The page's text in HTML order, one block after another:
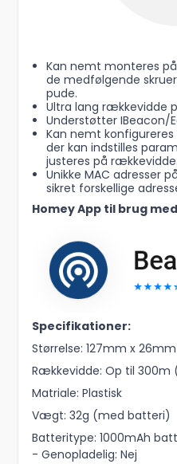
Kan nemt monteres
de medfølgende
pude.
Ultra lang rækkevidde
Understøtter IBeacon/
Kan nemt
der kan indstilles
justeres på rækkevidde.
Unikke MAC adresser
sikret forskellige
Homey App til brug med
Specifikationer:
Størrelse: 127mm x
Rækkevidde: Op til 300m
Matriale: Plastisk
Vægt: 32g (med batteri)
Batteritype: 1000mAh
- Genopladelig: Nej